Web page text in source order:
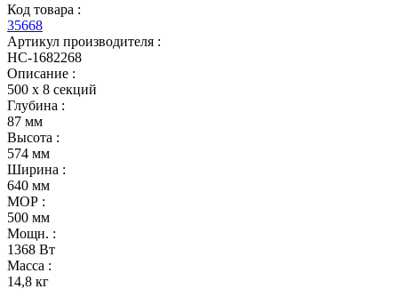
Код товара :
35668
Артикул производителя :
НС-1682268
Описание :
500 х 8 секций
Глубина :
87 мм
Высота :
574 мм
Ширина :
640 мм
МОР :
500 мм
Мощн. :
1368 Вт
Масса :
14,8 кг